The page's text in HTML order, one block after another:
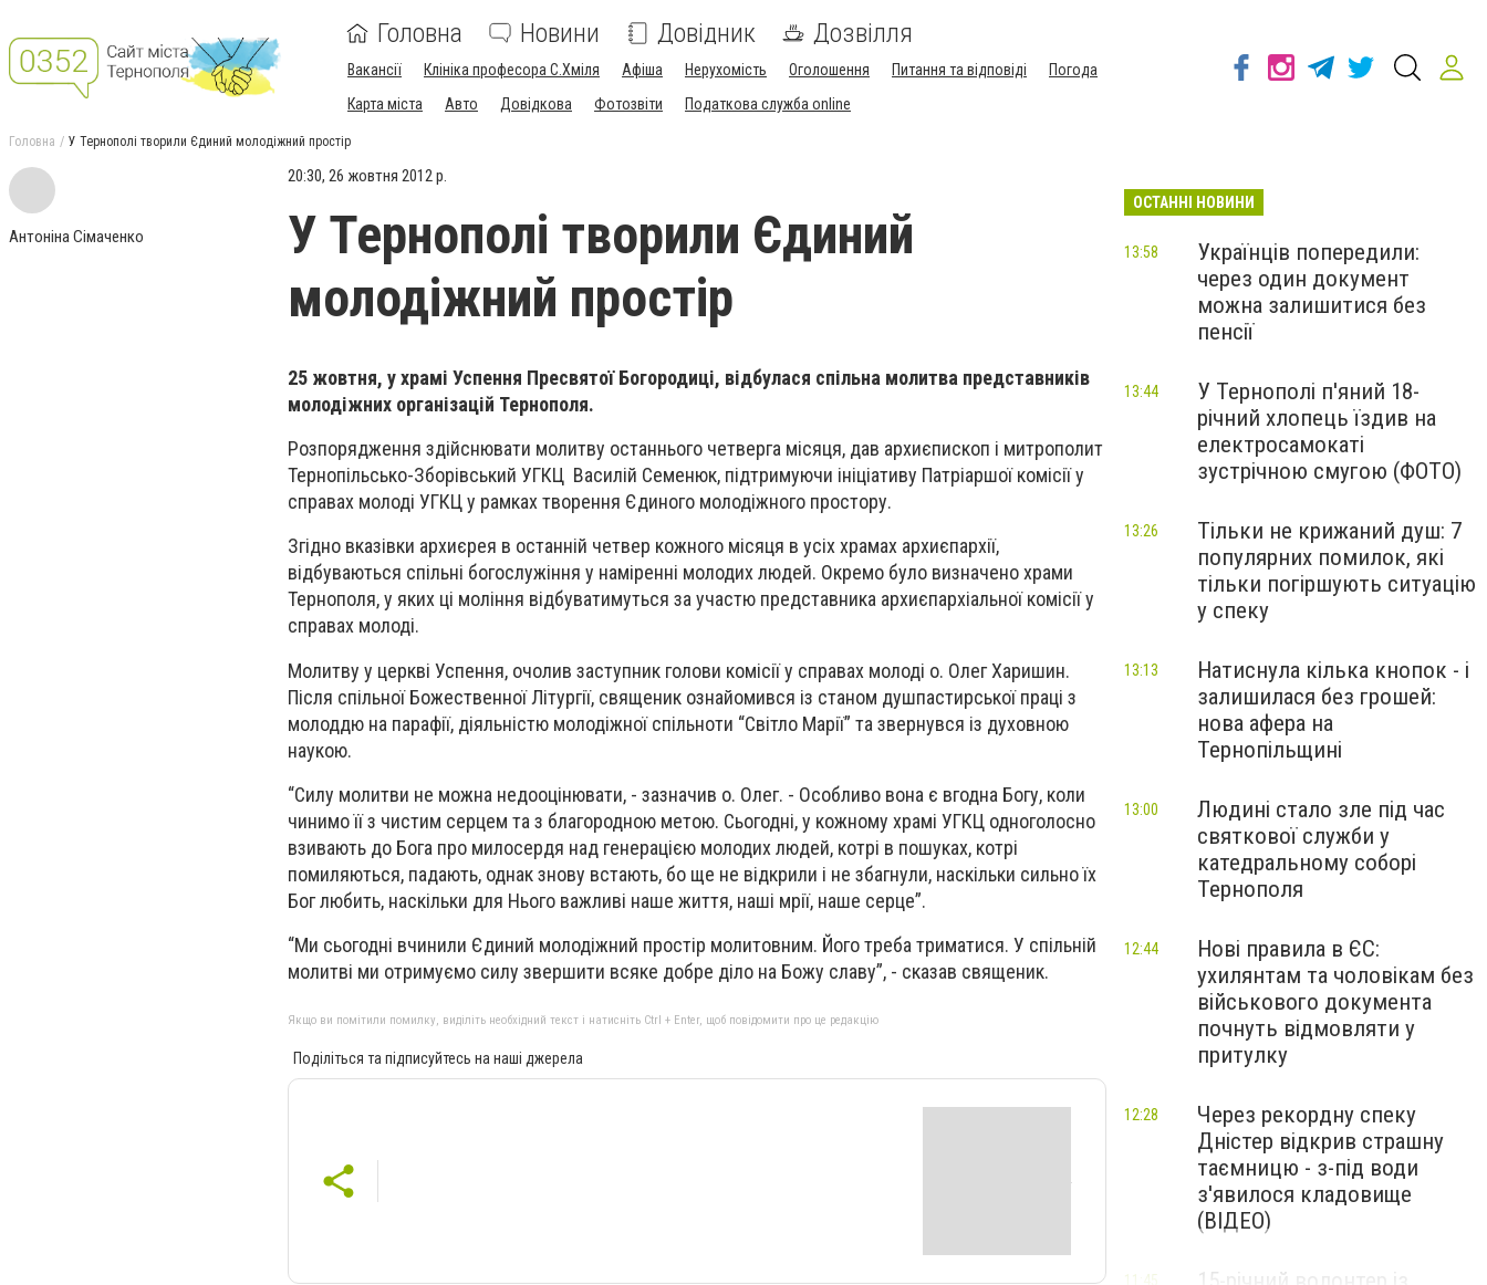
Головна Новини Довідник Дозвілля
Вакансії Клініка професора С.Хміля Афіша Нерухомість Оголошення Питання та відповіді
Погода
Карта міста
Авто Довідкова Фотозвіти Податкова служба online
Головна У Тернополі творили Єдиний молодіжний простір
Антоніна Сімаченко
20:30, 26 жовтня 2012 р.
У Тернополі творили Єдиний
молодіжний простір
25 жовтня, у храмі Успення Пресвятої Богородиці, відбулася спільна молитва представників
молодіжних організацій Тернополя.
Розпорядження здійснювати молитву останнього четверга місяця, дав архиєпископ і митрополит
Тернопільсько-Зборівський УГКЦ Василій Семенюк, підтримуючи ініціативу Патріаршої комісії у
справах молоді УГКЦ у рамках творення Єдиного молодіжного простору.
Згідно вказівки архиєрея в останній четвер кожного місяця в усіх храмах архиєпархії,
відбуваються спільні богослужіння у наміренні молодих людей. Окремо було визначено храми
Тернополя, у яких ці моління відбуватимуться за участю представника архиєпархіальної комісії у
справах молоді.
Молитву у церкві Успення, очолив заступник голови комісії у справах молоді о. Олег Харишин.
Після спільної Божественної Літургії, священик ознайомився із станом душпастирської праці з
молоддю на парафії, діяльністю молодіжної спільноти “Світло Марії” та звернувся із духовною
наукою.
“Силу молитви не можна недооцінювати, - зазначив о. Олег. - Особливо вона є вгодна Богу, коли
чинимо її з чистим серцем та з благородною метою. Сьогодні, у кожному храмі УГКЦ одноголосно
взивають до Бога про милосердя над генерацією молодих людей, котрі в пошуках, котрі
помиляються, падають, однак знову встають, бо ще не відкрили і не збагнули, наскільки сильно їх
Бог любить, наскільки для Нього важливі наше життя, наші мрії, наше серце”.
“Ми сьогодні вчинили Єдиний молодіжний простір молитовним. Його треба триматися. У спільній
молитві ми отримуємо силу звершити всяке добре діло на Божу славу”, - сказав священик.
Якщо ви помітили помилку, виділіть необхідний текст і натисніть Ctrl + Enter, щоб повідомити про це редакцію
Поділіться та підписуйтесь на наші джерела
ОСТАННІ НОВИНИ
Українців попередили:
через один документ
можна залишитися без
пенсії
13:58
У Тернополі п'яний 18-
річний хлопець їздив на
електросамокаті
зустрічною смугою (ФОТО)
13:44
Тільки не крижаний душ: 7
популярних помилок, які
тільки погіршують ситуацію
у спеку
13:26
Натиснула кілька кнопок - і
залишилася без грошей:
нова афера на
Тернопільщині
13:13
Людині стало зле під час
святкової служби у
катедральному соборі
Тернополя
13:00
Нові правила в ЄС:
ухилянтам та чоловікам без
військового документа
почнуть відмовляти у
притулку
12:44
Через рекордну спеку
Дністер відкрив страшну
таємницю - з-під води
з'явилося кладовище
(ВІДЕО)
12:28
11:45